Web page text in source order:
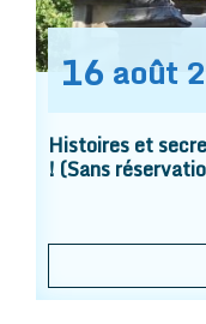
16 août
Histoires et
! (Sans